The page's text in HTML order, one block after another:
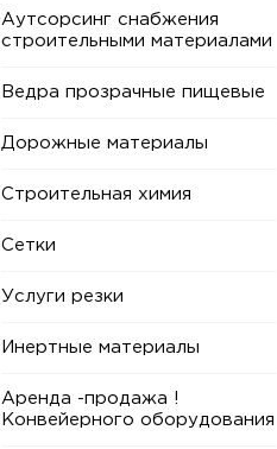
Аутсорсинг снабжения
строительными материалами
Ведра прозрачные пищевые
Дорожные материалы
Строительная химия
Сетки
Услуги резки
Инертные материалы
Аренда -продажа !
Конвейерного оборудования